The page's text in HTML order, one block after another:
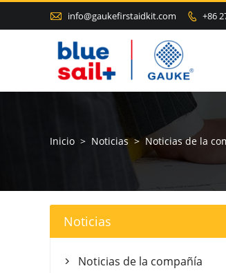
 info@gaukefirstaidkit.com  +86
Inicio > Noticias > Noticias de la
Noticias
 Noticias de la compañía